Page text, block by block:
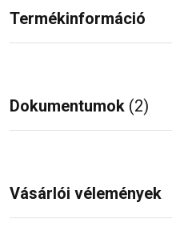
Termékinformáció
Dokumentumok (2)
Vásárlói vélemények